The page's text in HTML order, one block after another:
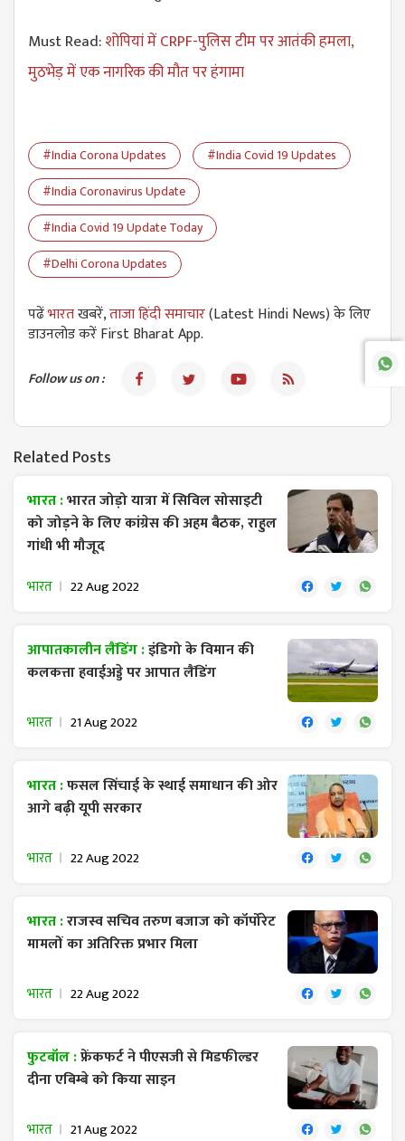
Must Read:शोपियां में CRPF-पुलिस टीम पर आतंकी हमला,
मुठभेड़ में एक नागरिक की मौत पर हंगामा
#India Corona Updates
#India Covid 19 Updates
#India Coronavirus Update
#India Covid 19 Update Today
#Delhi Corona Updates
पढेंभारतखबरें,ताजा हिंदी समाचार(Latest Hindi News) के लिए
डाउनलोड करें First Bharat App.
Follow us on :
Related Posts
भारत :भारत जोड़ो यात्रा में सिविल सोसाइटी
को जोड़ने के लिए कांग्रेस की अहम बैठक, राहुल
गांधी भी मौजूद
भारत 22 Aug 2022
आपातकालीन लैंडिंग :इंडिगो के विमान की
कलकत्ता हवाईअड्डे पर आपात लैंडिंग
भारत 21 Aug 2022
भारत :फसल सिंचाई के स्थाई समाधान की ओर
आगे बढ़ी यूपी सरकार
भारत 22 Aug 2022
भारत :राजस्व सचिव तरुण बजाज को कॉर्पोरेट
मामलों का अतिरिक्त प्रभार मिला
भारत 22 Aug 2022
फुटबॉल :फ्रेंकफर्ट ने पीएसजी से मिडफील्डर
दीना एबिम्बे को किया साइन
भारत 21 Aug 2022